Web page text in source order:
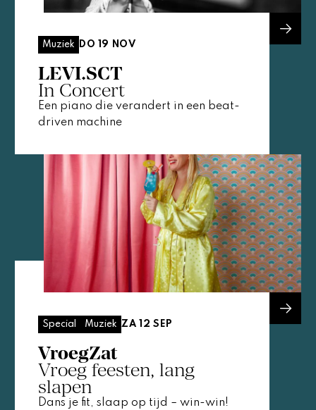
Muziek DO 19 NOV
LEVI.SCT
In Concert
Een piano die verandert in een beat-
driven machine
Special Muziek ZA 12 SEP
VroegZat
Vroeg feesten, lang
slapen
Dans je fit, slaap op tijd – win-win!